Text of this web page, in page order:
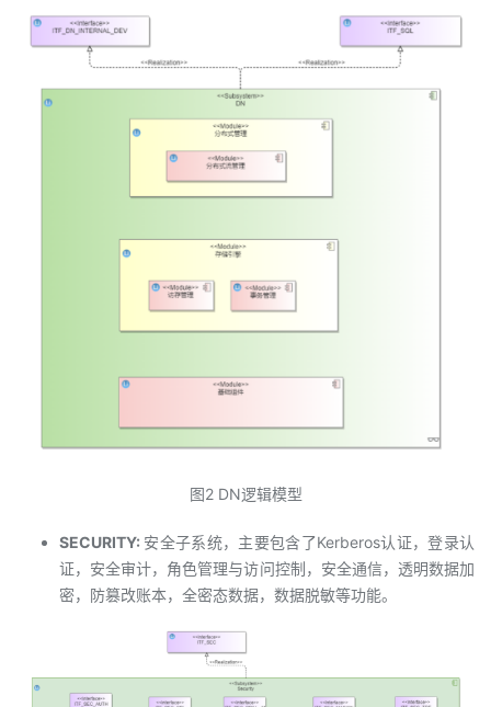
图2 DN逻辑模型
SECURITY: 安全子系统，主要包含了Kerberos认证，登录认
证，安全审计，角色管理与访问控制，安全通信，透明数据加
密，防篡改账本，全密态数据，数据脱敏等功能。